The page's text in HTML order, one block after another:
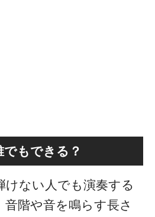
もできる？
けない人でも演奏する
階や音を鳴らす長さ